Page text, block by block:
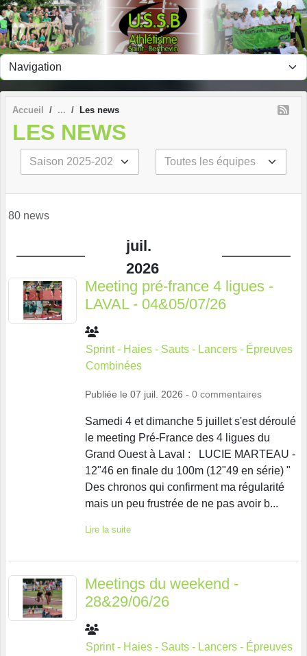
Accueil Les news
LES NEWS
80 news
juil.
2026
Meeting pré-france 4 ligues -
LAVAL - 04&05/07/26
Sprint - Haies - Sauts - Lancers - Épreuves
Combinées
Publiée le 07 juil. 2026 - 0 commentaires
Samedi 4 et dimanche 5 juillet s'est déroulé
le meeting Pré-France des 4 ligues du
Grand Ouest à Laval : LUCIE MARTEAU -
12"46 en finale du 100m (12"49 en série) "
Des chronos qui confirment ma régularité
mais un peu frustrée de ne pas avoir b...
Lire la suite
Meetings du weekend -
28&29/06/26
Sprint - Haies - Sauts - Lancers - Épreuves
Panneau de gestion des cookies